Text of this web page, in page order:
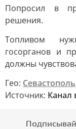
Попросил в
решения.
Топливом
госорганов и
должны
Гео: Севастополь
Источник: Канал